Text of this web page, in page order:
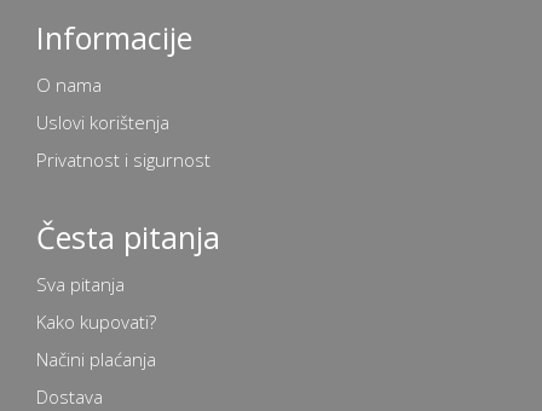
Informacije
O nama
Uslovi korištenja
Privatnost i sigurnost
Česta pitanja
Sva pitanja
Kako kupovati?
Načini plaćanja
Dostava